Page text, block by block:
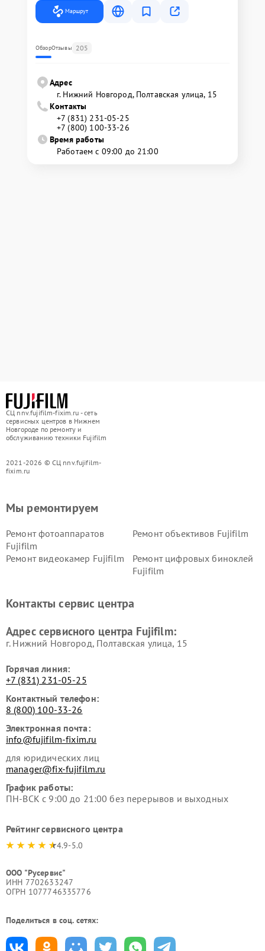
Маршрут
ОбзорОтзывы 205
Адрес
г. Нижний Новгород, Полтавская улица, 15
Контакты
+7 (831) 231-05-25
+7 (800) 100-33-26
Время работы
Работаем с 09:00 до 21:00
СЦ nnv.fujifilm-fixim.ru - сеть
сервисных центров в Нижнем
Новгороде по ремонту и
обслуживанию техники Fujifilm
2021-2026 © СЦ nnv.fujifilm-
fixim.ru
Мы ремонтируем
Ремонт фотоаппаратов
Fujifilm
Ремонт объективов Fujifilm
Ремонт видеокамер Fujifilm
Ремонт цифровых биноклей
Fujifilm
Контакты сервис центра
Адрес сервисного центра Fujifilm:
г. Нижний Новгород, Полтавская улица, 15
Горячая линия:
+7 (831) 231-05-25
Контактный телефон:
8 (800) 100-33-26
Электронная почта:
info@fujifilm-fixim.ru
для юридических лиц
manager@fix-fujifilm.ru
График работы:
ПН-ВСК с 9:00 до 21:00 без перерывов и выходных
Рейтинг сервисного центра
4.9-5.0
ООО "Русервис"
ИНН 7702633247
ОГРН 1077746335776
Поделиться в соц. сетях: